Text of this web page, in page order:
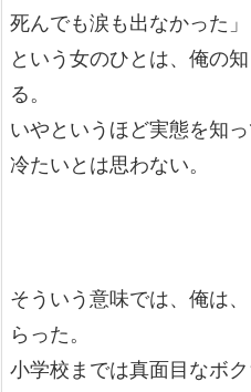
死んでも涙も出なかった」
という女のひとは、俺の
る。
いやというほど実態を知
冷たいとは思わない。
そういう意味では、俺は
らった。
小学校までは真面目なボク